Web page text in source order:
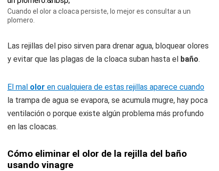
Cuando el olor a cloaca persiste, lo mejor es consultar a un
plomero.
Las rejillas del piso sirven para drenar agua, bloquear olores
y evitar que las plagas de la cloaca suban hasta el baño.
El mal olor en cualquiera de estas rejillas aparece cuando
la trampa de agua se evapora, se acumula mugre, hay poca
ventilación o porque existe algún problema más profundo
en las cloacas.
Cómo eliminar el olor de la rejilla del baño
usando vinagre